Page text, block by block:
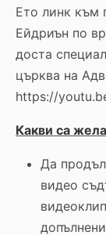
Ето линк към
Ейдриън по
доста
църква на
https://
Какви са
Да
видео